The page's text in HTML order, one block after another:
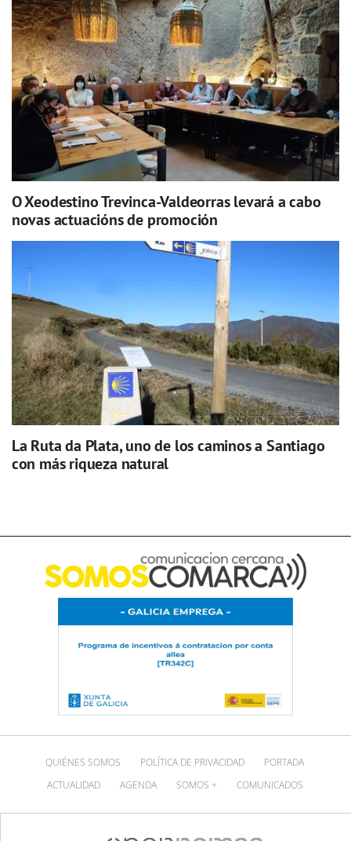
O Xeodestino Trevinca-Valdeorras levará a cabo
novas actuacións de promoción
La Ruta da Plata, uno de los caminos a Santiago
con más riqueza natural
QUIÉNES SOMOS POLÍTICA DE PRIVACIDAD
PORTADA
ACTUALIDAD
AGENDA SOMOS + COMUNICADOS